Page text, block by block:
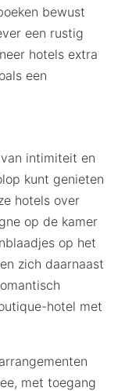
bewust
een rustig
hotels extra
een
intimiteit en
kunt genieten
hotels over
op de kamer
op het
zich daarnaast
hotel met
met toegang